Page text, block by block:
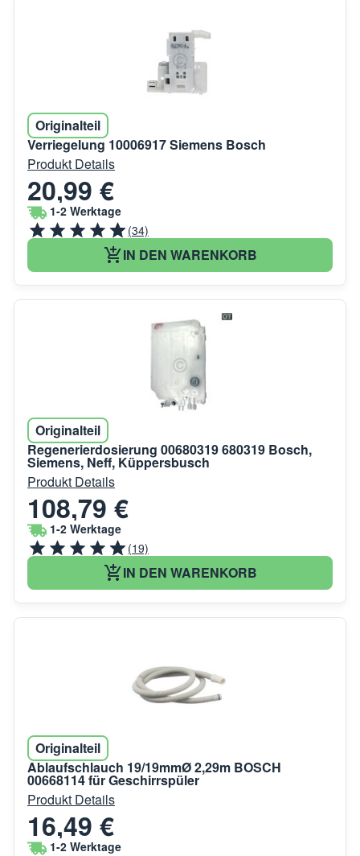
Originalteil
Verriegelung 10006917 Siemens Bosch
Produkt Details
20,99 €
1-2 Werktage
(34)
IN DEN WARENKORB
Originalteil
Regenerierdosierung 00680319 680319 Bosch,
Siemens, Neff, Küppersbusch
Produkt Details
108,79 €
1-2 Werktage
(19)
IN DEN WARENKORB
Originalteil
Ablaufschlauch 19/19mmØ 2,29m BOSCH
00668114 für Geschirrspüler
Produkt Details
16,49 €
1-2 Werktage